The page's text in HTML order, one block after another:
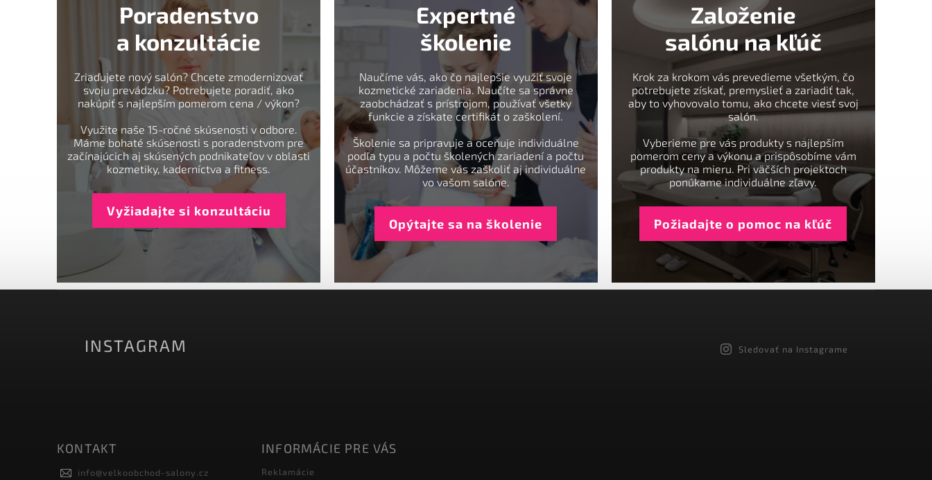
Poradenstvo
a konzultácie
Zriaďujete nový salón? Chcete zmodernizovať
svoju prevádzku? Potrebujete poradiť, ako
nakúpiť s najlepším pomerom cena / výkon?
Využite naše 15-ročné skúsenosti v odbore.
Máme bohaté skúsenosti s poradenstvom pre
začínajúcich aj skúsených podnikateľov v oblasti
kozmetiky, kaderníctva a fitness.
Vyžiadajte si konzultáciu
Expertné
školenie
Naučíme vás, ako čo najlepšie využiť svoje
kozmetické zariadenia. Naučíte sa správne
zaobchádzať s prístrojom, používať všetky
funkcie a získate certifikát o zaškolení.
Školenie sa pripravuje a oceňuje individuálne
podľa typu a počtu školených zariadení a počtu
účastníkov. Môžeme vás zaškoliť aj individuálne
vo vašom salóne.
Opýtajte sa na školenie
Založenie
salónu na kľúč
Krok za krokom vás prevedieme všetkým, čo
potrebujete získať, premyslieť a zariadiť tak,
aby to vyhovovalo tomu, ako chcete viesť svoj
salón.
Vyberieme pre vás produkty s najlepším
pomerom ceny a výkonu a prispôsobíme vám
produkty na mieru. Pri väčších projektoch
ponúkame individuálne zľavy.
Požiadajte o pomoc na kľúč
INSTAGRAM Sledovať na Instagrame
KONTAKT
info@velkoobchod-salony.cz
INFORMÁCIE PRE VÁS
Reklamácie